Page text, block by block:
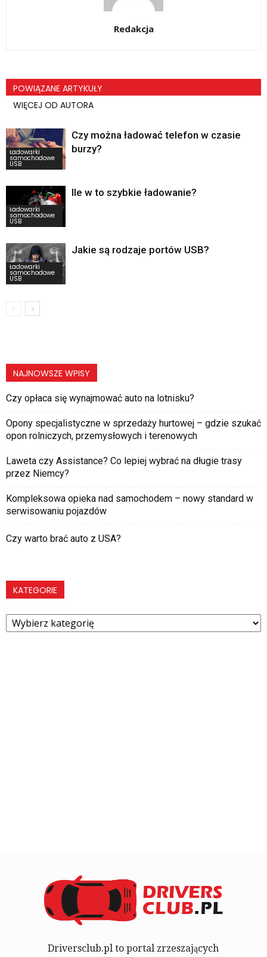
Redakcja
POWIĄZANE ARTYKUŁY
WIĘCEJ OD AUTORA
Ładowarki
samochodowe
USB
Czy można ładować telefon w czasie
burzy?
Ładowarki
samochodowe
USB
Ile w to szybkie ładowanie?
Ładowarki
samochodowe
USB
Jakie są rodzaje portów USB?
NAJNOWSZE WPISY
Czy opłaca się wynajmować auto na lotnisku?
Opony specjalistyczne w sprzedaży hurtowej – gdzie szukać
opon rolniczych, przemysłowych i terenowych
Laweta czy Assistance? Co lepiej wybrać na długie trasy
przez Niemcy?
Kompleksowa opieka nad samochodem – nowy standard w
serwisowaniu pojazdów
Czy warto brać auto z USA?
KATEGORIE
Kategorie
Driversclub.pl to portal zrzeszających